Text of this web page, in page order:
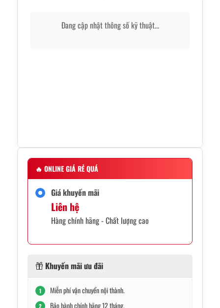
Đang cập nhật thông số kỹ thuật...
🔥 ONLINE GIÁ RẺ QUÁ
Giá khuyến mãi
Liên hệ
Hàng chính hãng - Chất lượng cao
Khuyến mãi ưu đãi
1 Miễn phí vận chuyển nội thành.
2 Bảo hành chính hãng 12 tháng.